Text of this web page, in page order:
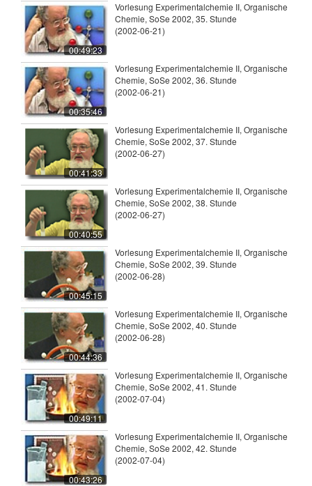
00:49:23
Vorlesung Experimentalchemie II, Organische
Chemie, SoSe 2002, 35. Stunde
(2002-06-21)
00:35:46
Vorlesung Experimentalchemie II, Organische
Chemie, SoSe 2002, 36. Stunde
(2002-06-21)
00:41:33
Vorlesung Experimentalchemie II, Organische
Chemie, SoSe 2002, 37. Stunde
(2002-06-27)
00:40:55
Vorlesung Experimentalchemie II, Organische
Chemie, SoSe 2002, 38. Stunde
(2002-06-27)
00:45:15
Vorlesung Experimentalchemie II, Organische
Chemie, SoSe 2002, 39. Stunde
(2002-06-28)
00:44:36
Vorlesung Experimentalchemie II, Organische
Chemie, SoSe 2002, 40. Stunde
(2002-06-28)
00:49:11
Vorlesung Experimentalchemie II, Organische
Chemie, SoSe 2002, 41. Stunde
(2002-07-04)
00:43:26
Vorlesung Experimentalchemie II, Organische
Chemie, SoSe 2002, 42. Stunde
(2002-07-04)